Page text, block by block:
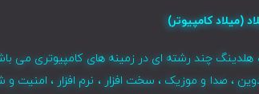
(میلاد کامپیوتر)
هلدینگ چند رشته ای در زمینه های کامپیوتری می
، صدا و موزیک ، سخت افزار ، نرم افزار ،